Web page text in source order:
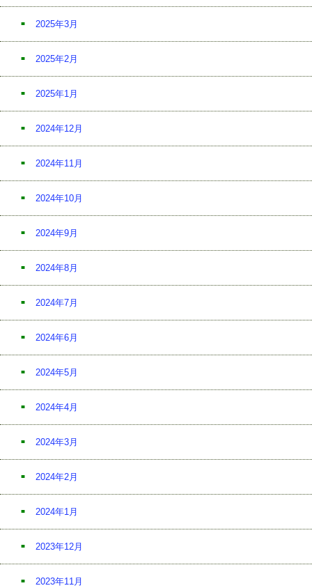
2025年3月
2025年2月
2025年1月
2024年12月
2024年11月
2024年10月
2024年9月
2024年8月
2024年7月
2024年6月
2024年5月
2024年4月
2024年3月
2024年2月
2024年1月
2023年12月
2023年11月